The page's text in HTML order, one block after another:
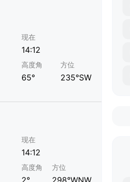
现在
14:12
高度角
65°
方位
235°SW
现在
14:12
高度角
2°
方位
298°WNW